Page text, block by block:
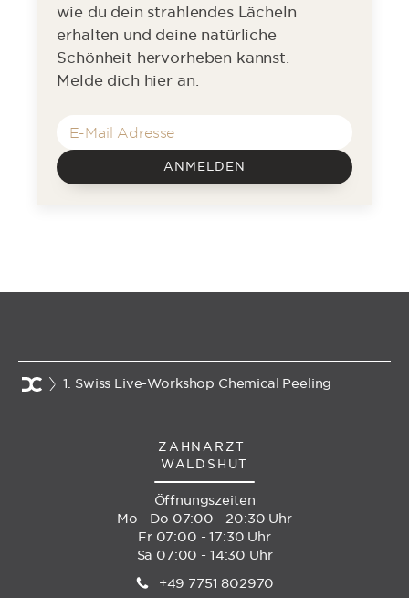
wie du dein strahlendes Lächeln
erhalten und deine natürliche
Schönheit hervorheben kannst.
Melde dich hier an.
ANMELDEN
1. Swiss Live-Workshop Chemical Peeling
ZAHNARZT
WALDSHUT
Öffnungszeiten
Mo - Do 07:00 - 20:30 Uhr
Fr 07:00 - 17:30 Uhr
Sa 07:00 - 14:30 Uhr
+49 7751 802970